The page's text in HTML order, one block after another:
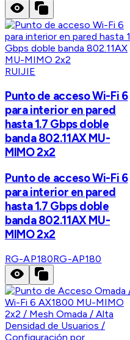
RUIJIE
Punto de acceso Wi-Fi 6
para interior en pared
hasta 1.7 Gbps doble
banda 802.11AX MU-
MIMO 2x2
Punto de acceso Wi-Fi 6
para interior en pared
hasta 1.7 Gbps doble
banda 802.11AX MU-
MIMO 2x2
RG-AP180RG-AP180